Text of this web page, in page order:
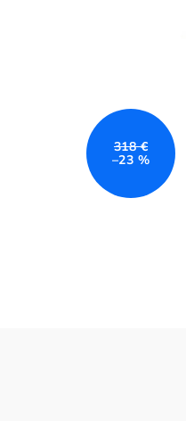
318 €
–23 %